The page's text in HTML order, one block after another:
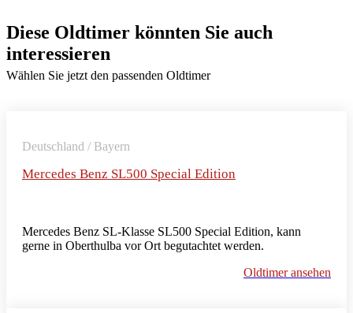
Diese Oldtimer könnten Sie auch
interessieren
Wählen Sie jetzt den passenden Oldtimer
Deutschland / Bayern
Mercedes Benz SL500 Special Edition
Mercedes Benz SL-Klasse SL500 Special Edition, kann
gerne in Oberthulba vor Ort begutachtet werden.
Oldtimer ansehen